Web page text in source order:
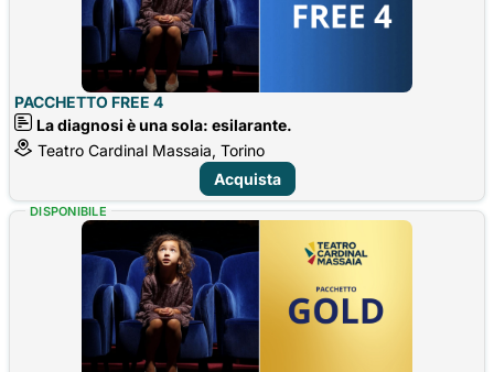
PACCHETTO FREE 4
La diagnosi è una sola: esilarante.
Teatro Cardinal Massaia, Torino
Acquista
DISPONIBILE